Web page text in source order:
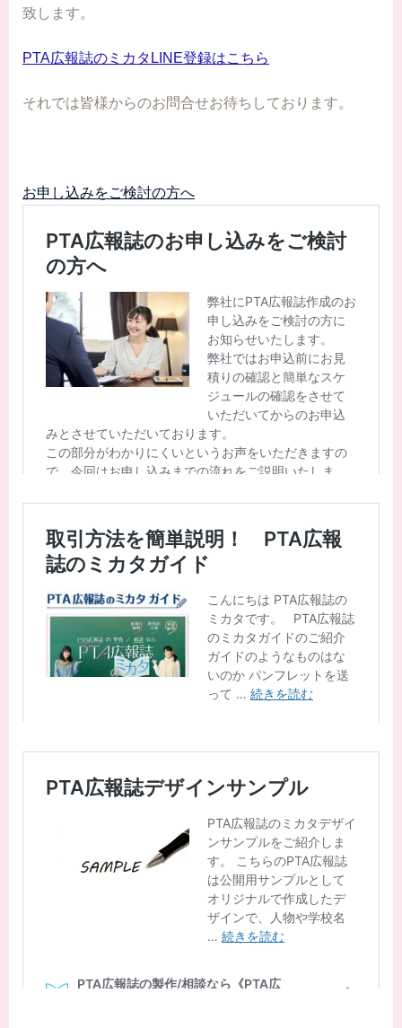
致します。
PTA広報誌のミカタLINE登録はこちら
それでは皆様からのお問合せお待ちしております。
お申し込みをご検討の方へ